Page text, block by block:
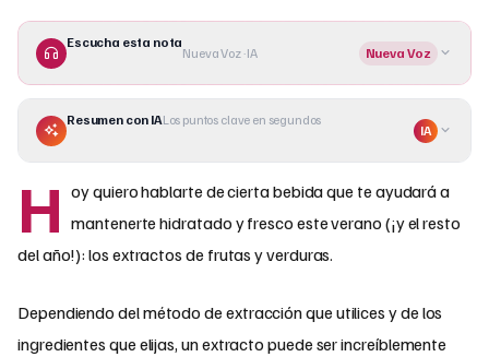
Escucha esta nota
Nueva Voz · IA Nueva Voz
Resumen con IALos puntos clave en segundos
IA
H oy quiero hablarte de cierta bebida que te ayudará a
mantenerte hidratado y fresco este verano (¡y el resto
del año!): los extractos de frutas y verduras.
Dependiendo del método de extracción que utilices y de los
ingredientes que elijas, un extracto puede ser increíblemente